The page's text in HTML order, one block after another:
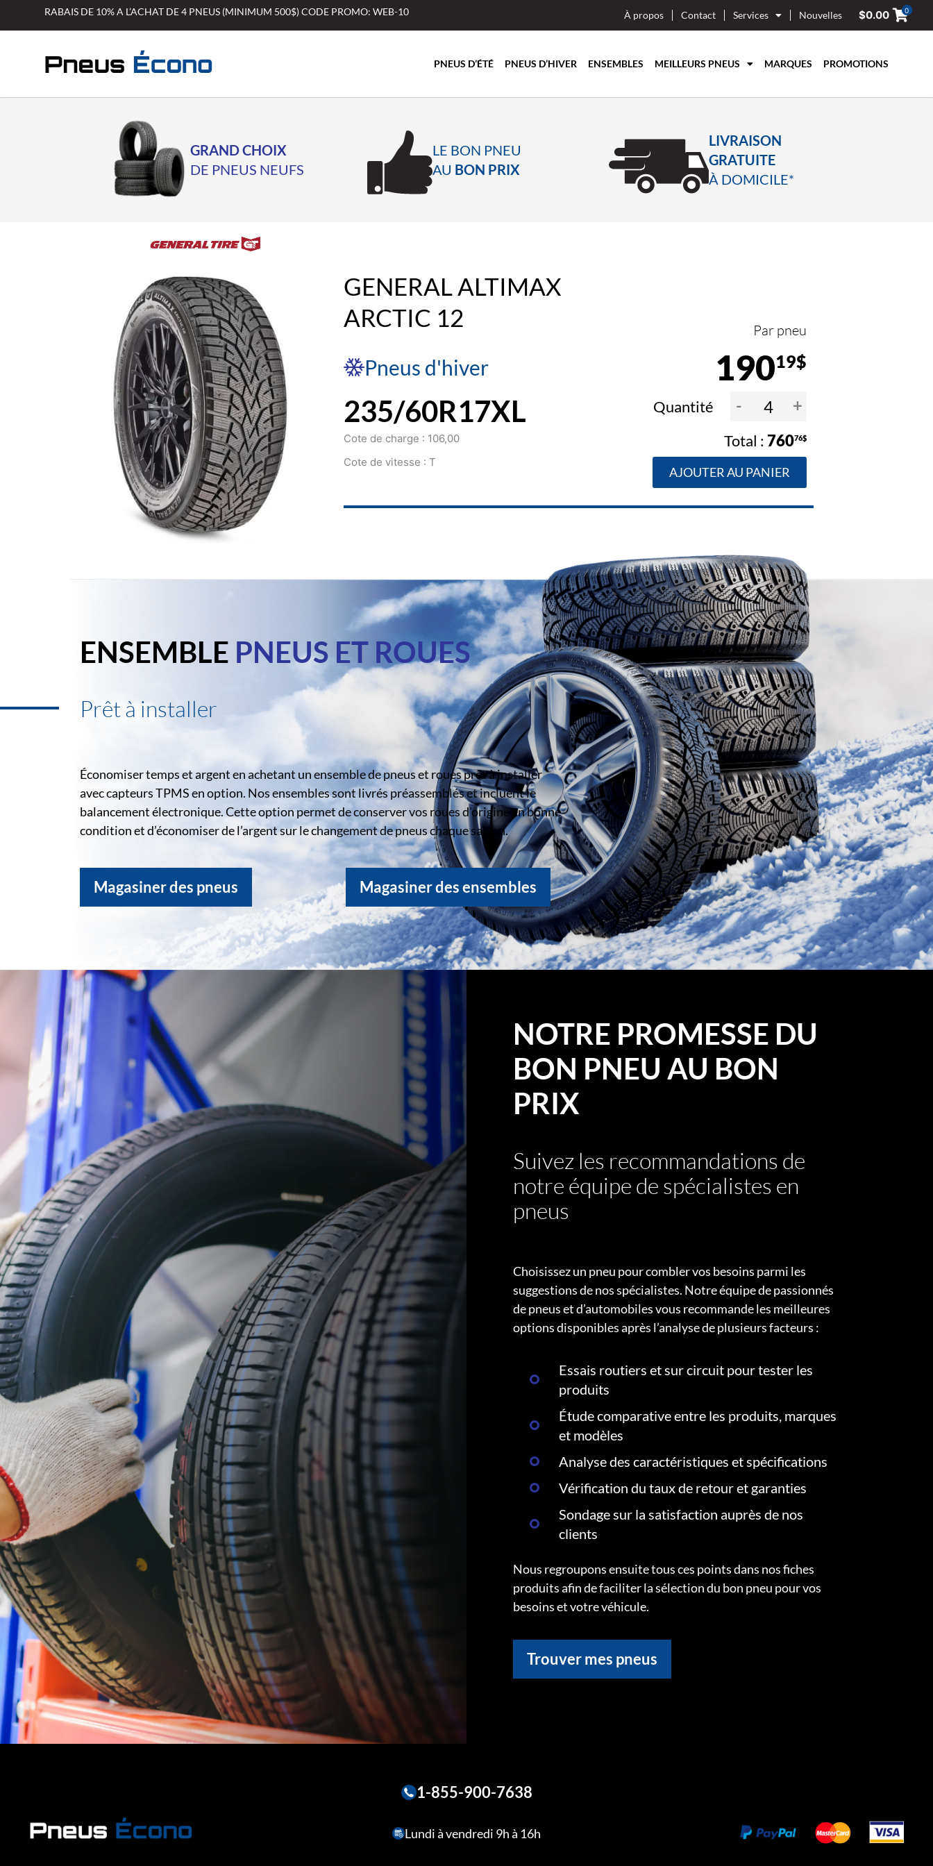
RABAIS DE 10% A L’ACHAT DE 4 PNEUS (MINIMUM 500$) CODE PROMO: WEB-10 À propos Contact Services Nouvelles $0.00 0
PNEUS D’ÉTÉ PNEUS D’HIVER ENSEMBLES MEILLEURS PNEUS MARQUES PROMOTIONS
GRAND CHOIX
DE PNEUS NEUFS
LE BON PNEU
AU BON PRIX
LIVRAISON
GRATUITE
À DOMICILE*
GENERAL ALTIMAX
ARCTIC 12
Pneus d'hiver
Par pneu
19019$
235/60R17XL
Cote de charge : 106,00
Cote de vitesse : T
Quantité - +
76076$
AJOUTER AU PANIER
ENSEMBLE PNEUS ET ROUES
Prêt à installer
Économiser temps et argent en achetant un ensemble de pneus et roues prêt à installer
avec capteurs TPMS en option. Nos ensembles sont livrés préassemblés et incluent le
balancement électronique. Cette option permet de conserver vos roues d’origine en bonne
condition et d’économiser de l’argent sur le changement de pneus chaque saison.
Magasiner des pneus Magasiner des ensembles
NOTRE PROMESSE DU
BON PNEU AU BON
PRIX
Suivez les recommandations de
notre équipe de spécialistes en
pneus
Choisissez un pneu pour combler vos besoins parmi les
suggestions de nos spécialistes. Notre équipe de passionnés
de pneus et d’automobiles vous recommande les meilleures
options disponibles après l’analyse de plusieurs facteurs :
Essais routiers et sur circuit pour tester les
produits
Étude comparative entre les produits, marques
et modèles
Analyse des caractéristiques et spécifications
Vérification du taux de retour et garanties
Sondage sur la satisfaction auprès de nos
clients
Nous regroupons ensuite tous ces points dans nos fiches
produits afin de faciliter la sélection du bon pneu pour vos
besoins et votre véhicule.
Trouver mes pneus
1-855-900-7638
Lundi à vendredi 9h à 16h